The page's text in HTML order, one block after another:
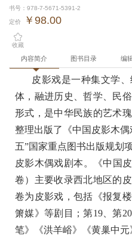
书号：978-7-5671-5391-2
定价 ￥98.00
收藏
内容简介 图书目录 编
皮影戏是一种集文学
体，融进历史、哲学、民
形式，是中华民族的艺术
整理出版了《中国皮影木
五”国家重点图书出版规划
皮影木偶戏剧本。《中国
卷）主要收录西北地区的
卷为皮影戏，包括《报复
箫媒》等剧目；第19、第
笔》《洪羊峪》《黄巢中元